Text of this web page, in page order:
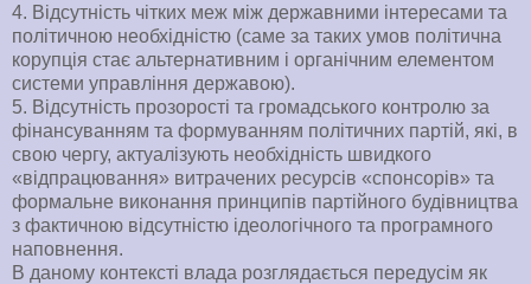
4. Відсутність чітких меж між державними інтересами та
політичною необхідністю (саме за таких умов політична
корупція стає альтернативним і органічним елементом
системи управління державою).
5. Відсутність прозорості та громадського контролю за
фінансуванням та формуванням політичних партій, які, в
свою чергу, актуалізують необхідність швидкого
«відпрацювання» витрачених ресурсів «спонсорів» та
формальне виконання принципів партійного будівництва
з фактичною відсутністю ідеологічного та програмного
наповнення.
В даному контексті влада розглядається передусім як